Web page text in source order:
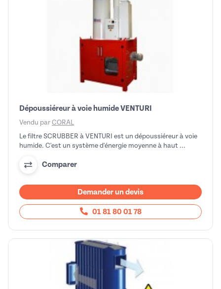
Dépoussiéreur à voie humide VENTURI
Vendu par CORAL
Le filtre SCRUBBER à VENTURI est un dépoussiéreur à voie
humide. C'est un système d'énergie moyenne à haut ...
Comparer
Demander un devis
01 81 80 01 78